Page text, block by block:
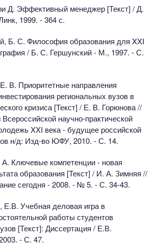
Д. Эффективный менеджер [Текст] / Д.
1999. - 364 с.
Б. С. Философия образования для XXI
/ Б. С. Гершунский - М., 1997. - С.
В. Приоритетные направления
региональных вузов в
кризиса [Текст] / Е. В. Горюнова //
научно-практической
XXI века - будущее российской
н/д: Изд-во ЮФУ, 2010. - С. 14.
Ключевые компетенции - новая
образования [Текст] / И. А. Зимняя //
сегодня - 2008. - № 5. - С. 34-43.
Е.В. Учебная деловая игра в
работы студентов
[Текст]: Диссертация / Е.В.
- С. 47.